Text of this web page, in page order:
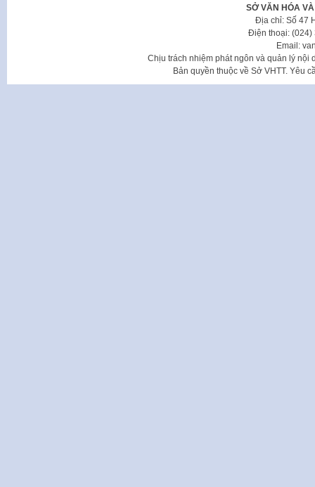
SỞ VĂN HÓA
Địa chỉ: Số 47
Điện thoại: (024)
Email:
Chịu trách nhiệm phát ngôn và quản lý nội
Bản quyền thuộc về Sở VHTT. Yêu